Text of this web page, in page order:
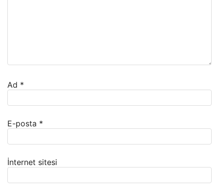
Ad *
E-posta *
İnternet sitesi